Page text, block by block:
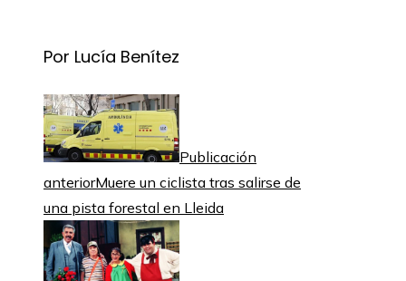
Por Lucía Benítez
Publicación
anteriorMuere un ciclista tras salirse de
una pista forestal en Lleida